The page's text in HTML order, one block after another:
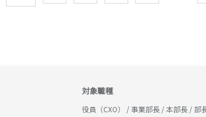
対象職種
役員（CXO） / 事業部長 / 本部長 / 部